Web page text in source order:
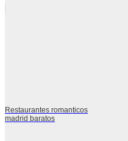
Restaurantes romanticos
madrid baratos